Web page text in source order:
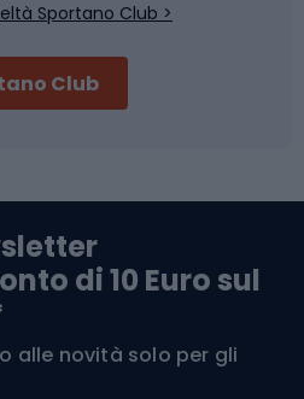
Sportano Club >
Club
di 10 Euro sul
alle novità solo per gli